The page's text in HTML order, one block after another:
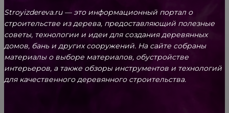
Stroyizdereva.ru — это информационный портал о
строительстве из дерева, предоставляющий полезные
советы, технологии и идеи для создания деревянных
домов, бань и других сооружений. На сайте собраны
материалы о выборе материалов, обустройстве
интерьеров, а также обзоры инструментов и технологий
для качественного деревянного строительства.